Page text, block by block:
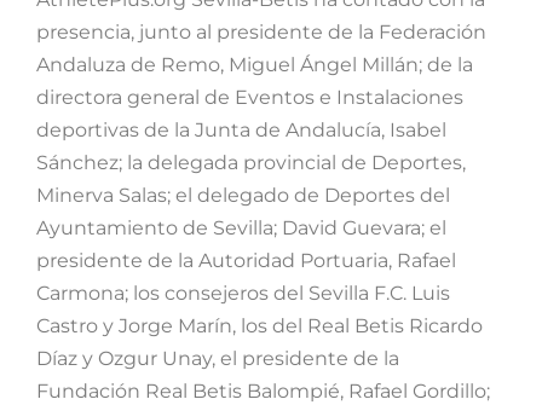
presencia, junto al presidente de la Federación
Andaluza de Remo, Miguel Ángel Millán; de la
directora general de Eventos e Instalaciones
deportivas de la Junta de Andalucía, Isabel
Sánchez; la delegada provincial de Deportes,
Minerva Salas; el delegado de Deportes del
Ayuntamiento de Sevilla; David Guevara; el
presidente de la Autoridad Portuaria, Rafael
Carmona; los consejeros del Sevilla F.C. Luis
Castro y Jorge Marín, los del Real Betis Ricardo
Díaz y Ozgur Unay, el presidente de la
Fundación Real Betis Balompié, Rafael Gordillo;